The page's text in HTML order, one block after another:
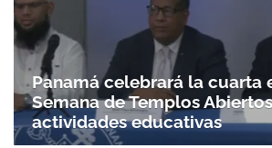
Panamá celebrará la cuarta
Semana de Templos
actividades educativas